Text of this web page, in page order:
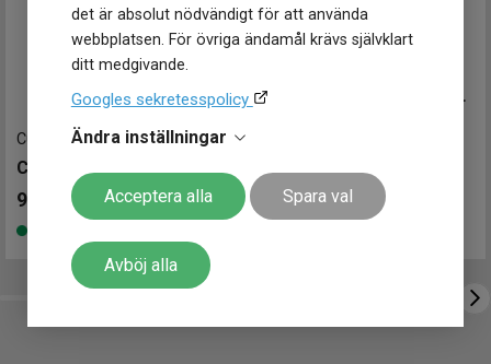
det är absolut nödvändigt för att använda
webbplatsen. För övriga ändamål krävs självklart
ditt medgivande.
Googles sekretesspolicy
Ändra inställningar
Acceptera alla Spara val
Avböj alla
C0484174404100-42 mm
CERTINA DS Action Chronograph Titanium 42mm
9 490 kr
Finns i lager
TISSOT Chrono XL Classic 45mm